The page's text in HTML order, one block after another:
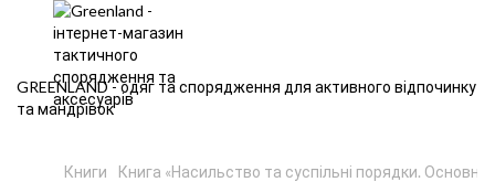
GREENLAND - одяг та спорядження для активного відпочинку
та мандрівок
Книги Книга «Насильство та суспільні порядки. Основні